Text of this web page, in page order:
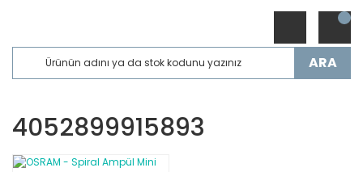
ARA
4052899915893